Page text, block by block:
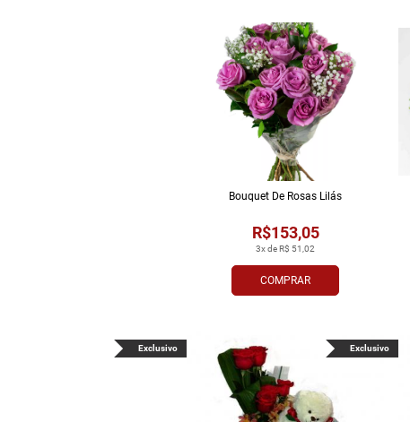
COMPRAR
3x de R$ 51,02
R$153,05
Bouquet De Rosas Lilás
Exclusivo Exclusivo